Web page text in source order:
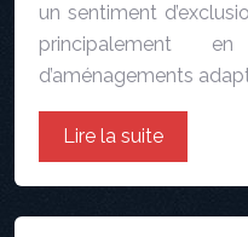
un sentiment
principalement
d’aménagements
Lire la suite